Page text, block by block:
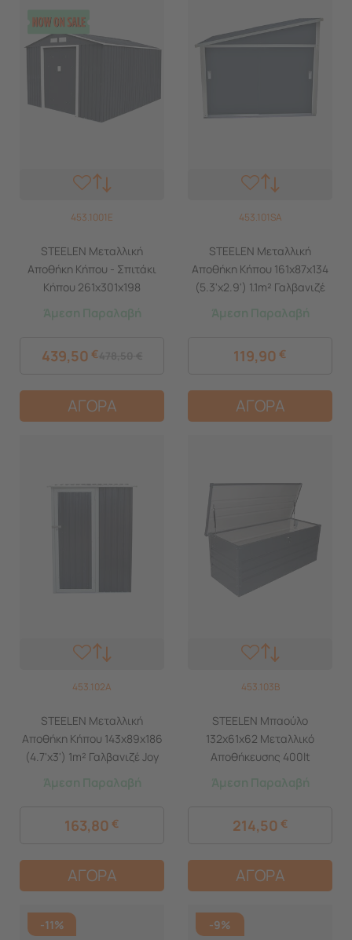
453.1001E
STEELEN Μεταλλική
Αποθήκη Κήπου - Σπιτάκι
Κήπου 261x301x198
(8.6'x9.9') 7.3m² Γαλβανιζέ
Άμεση Παραλαβή
439,50 €
ΑΓΟΡΑ
453.101SA
STEELEN Μεταλλική
Αποθήκη Κήπου 161x87x134
(5.3'x2.9') 1.1m² Γαλβανιζέ
Coco Γκρι
Άμεση Παραλαβή
119,90 €
ΑΓΟΡΑ
453.102A
STEELEN Μεταλλική
Αποθήκη Κήπου 143x89x186
(4.7'x3') 1m² Γαλβανιζέ Joy
Άμεση Παραλαβή
163,80 €
ΑΓΟΡΑ
453.103B
STEELEN Μπαούλο
132x61x62 Μεταλλικό
Αποθήκευσης 400lt
Γαλβανιζέ MaxB Γκρι
Άμεση Παραλαβή
214,50 €
ΑΓΟΡΑ
-11% -9%